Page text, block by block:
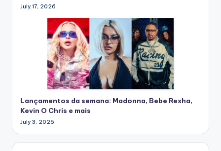
July 17, 2026
Lançamentos da semana: Madonna, Bebe Rexha,
Kevin O Chris e mais
July 3, 2026